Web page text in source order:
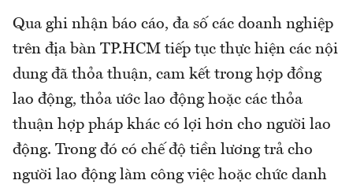
Qua ghi nhận báo cáo, đa số các doanh nghiệp
trên địa bàn TP.HCM tiếp tục thực hiện các nội
dung đã thỏa thuận, cam kết trong hợp đồng
lao động, thỏa ước lao động hoặc các thỏa
thuận hợp pháp khác có lợi hơn cho người lao
động. Trong đó có chế độ tiền lương trả cho
người lao động làm công việc hoặc chức danh